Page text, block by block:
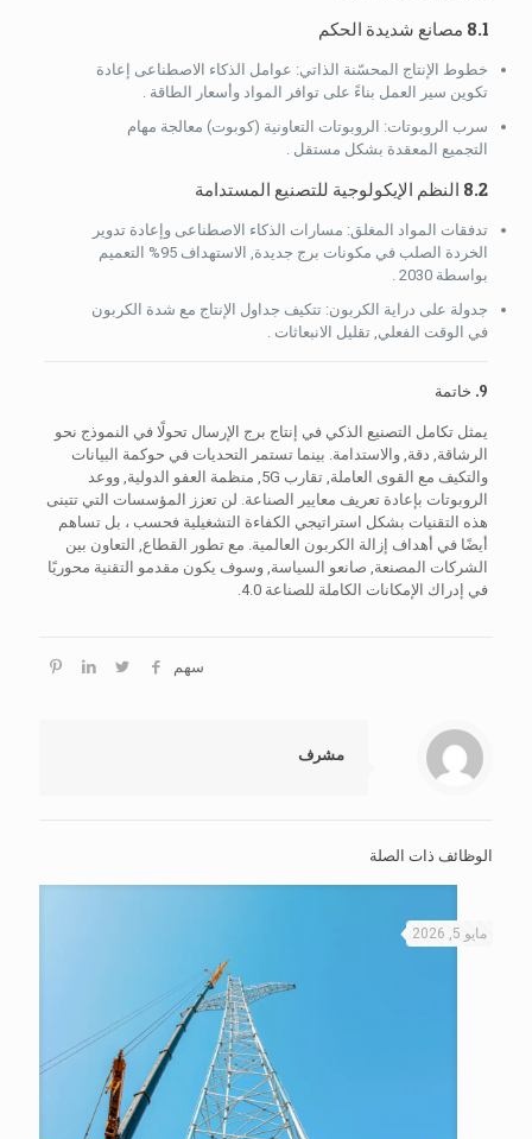
8.1 مصانع شديدة الحكم
خطوط الإنتاج المحسّنة الذاتي: عوامل الذكاء الاصطناعى إعادة
تكوين سير العمل بناءً على توافر المواد وأسعار الطاقة .
سرب الروبوتات: الروبوتات التعاونية (كوبوت) معالجة مهام
التجميع المعقدة بشكل مستقل .
8.2 النظم الإيكولوجية للتصنيع المستدامة
تدفقات المواد المغلق: مسارات الذكاء الاصطناعى وإعادة تدوير
الخردة الصلب في مكونات برج جديدة, الاستهداف 95% التعميم
بواسطة 2030 .
جدولة على دراية الكربون: تتكيف جداول الإنتاج مع شدة الكربون
في الوقت الفعلي, تقليل الانبعاثات .
9. خاتمة
يمثل تكامل التصنيع الذكي في إنتاج برج الإرسال تحولًا في النموذج نحو
الرشاقة, دقة, والاستدامة. بينما تستمر التحديات في حوكمة البيانات
والتكيف مع القوى العاملة, تقارب 5G, منظمة العفو الدولية, ووعد
الروبوتات بإعادة تعريف معايير الصناعة. لن تعزز المؤسسات التي تتبنى
هذه التقنيات بشكل استراتيجي الكفاءة التشغيلية فحسب ، بل تساهم
أيضًا في أهداف إزالة الكربون العالمية. مع تطور القطاع, التعاون بين
الشركات المصنعة, صانعو السياسة, وسوف يكون مقدمو التقنية محوريًا
في إدراك الإمكانات الكاملة للصناعة 4.0.
سهم
مشرف
الوظائف ذات الصلة
مايو 5, 2026